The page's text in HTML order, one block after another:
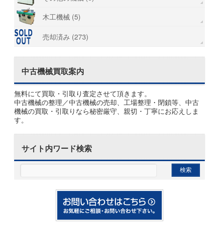
木工機械 (5)
売却済み (273)
中古機械買取案内
無料にて買取・引取り査定させて頂きます。
中古機械の整理／中古機械の売却、工場整理・閉鎖等、中古
機械の買取・引取りなら秘密厳守、親切・丁寧にお応えしま
す。
サイト内ワード検索